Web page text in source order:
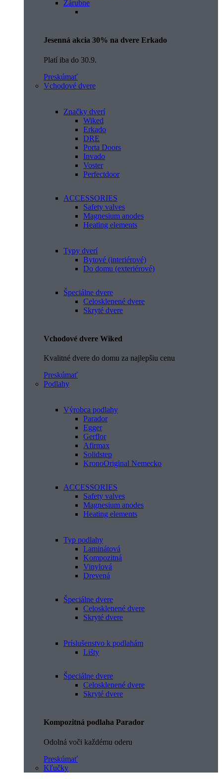
Zárubne
Jesenná akcia 30% na dvere Erkado
Platí iba do 30.9.
Preskúmať
Vchodové dvere
Značky dverí
Wiked
Erkado
DRE
Porta Doors
Invado
Voster
Perfectdoor
ACCESSORIES
Safety valves
Magnesium anodes
Heating elements
Typy dverí
Bytové (interiérové)
Do domu (exteriérové)
Špeciálne dvere
Celosklenené dvere
Skryté dvere
Vchodové dvere Wiked
Kvalitné dvere do domu za najlepšiu cenu
Preskúmať
Podlahy
Výrobca podlahy
Parador
Egger
Gerflor
Afirmax
Solidstep
KronoOriginal Nemecko
ACCESSORIES
Safety valves
Magnesium anodes
Heating elements
Typ podlahy
Laminátová
Kompozitná
Vinylová
Drevená
Špeciálne dvere
Celosklenené dvere
Skryté dvere
Príslušenstvo k podlahám
Lišty
Špeciálne dvere
Celosklenené dvere
Skryté dvere
Kompozitná podlaha Parador
Odolná voči každému oderu
Preskúmať
Kľučky